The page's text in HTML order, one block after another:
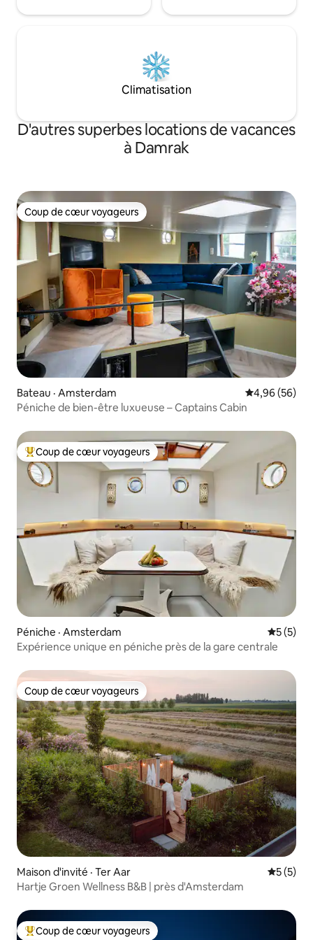
Climatisation
D'autres superbes locations de vacances
à Damrak
Coup de cœur voyageurs
Coup de cœur voyageurs
Bateau · Amsterdam Note
4,96 (56)
Péniche de bien-être luxueuse – Captains Cabin
Coup de cœur voyageurs parmi les plus aimés
Coup de cœur voyageurs
Péniche · Amsterdam Note
5 (5)
Expérience unique en péniche près de la gare centrale
Coup de cœur voyageurs
Coup de cœur voyageurs
Maison d'invité · Ter Aar Note
5 (5)
Hartje Groen Wellness B&B | près d'Amsterdam
Coup de cœur voyageurs parmi les plus aimés
Coup de cœur voyageurs